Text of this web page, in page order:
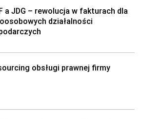
a JDG – rewolucja w fakturach dla
działalności
obsługi prawnej firmy